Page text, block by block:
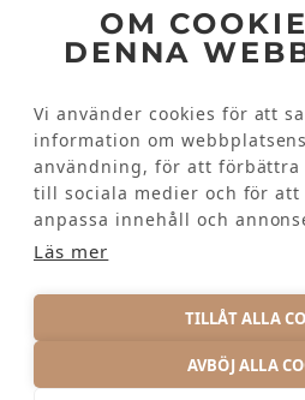
OM
DENNA
Vi använder cookies för att
information om
användning, för att
till sociala medier och för
anpassa innehåll och
Läs mer
TILLÅT ALLA
AVBÖJ ALLA
och tål många gånger
torktumling.
Vi lagerhåller våra kunders
utan extra kostnad och
tillhandahålla en
effektivt.